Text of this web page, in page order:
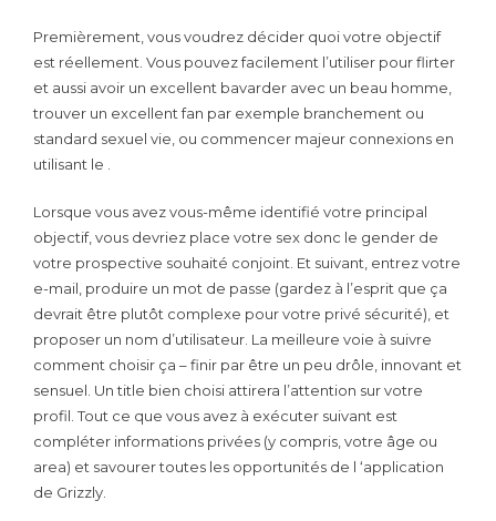
Premièrement, vous voudrez décider quoi votre objectif
est réellement. Vous pouvez facilement l’utiliser pour flirter
et aussi avoir un excellent bavarder avec un beau homme,
trouver un excellent fan par exemple branchement ou
standard sexuel vie, ou commencer majeur connexions en
utilisant le .
Lorsque vous avez vous-même identifié votre principal
objectif, vous devriez place votre sex donc le gender de
votre prospective souhaité conjoint. Et suivant, entrez votre
e-mail, produire un mot de passe (gardez à l’esprit que ça
devrait être plutôt complexe pour votre privé sécurité), et
proposer un nom d’utilisateur. La meilleure voie à suivre
comment choisir ça – finir par être un peu drôle, innovant et
sensuel. Un title bien choisi attirera l’attention sur votre
profil. Tout ce que vous avez à exécuter suivant est
compléter informations privées (y compris, votre âge ou
area) et savourer toutes les opportunités de l ‘application
de Grizzly.